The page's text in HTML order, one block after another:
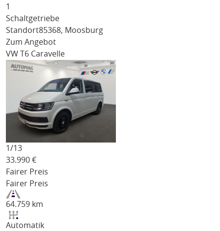
1
Schaltgetriebe
Standort85368, Moosburg
Zum Angebot
VW T6 Caravelle
1/13
33.990 €
Fairer Preis
Fairer Preis
64.759 km
Automatik